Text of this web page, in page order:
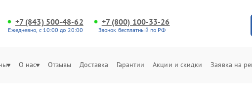
+7 (843) 500-48-62
Ежедневно, с 10:00 до 20:00
+7 (800) 100-33-26
Звонок бесплатный по РФ
О нас Отзывы Доставка Гарантии Акции и скидки Заявка на